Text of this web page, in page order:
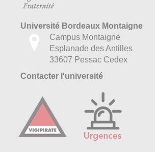
Université Bordeaux Montaigne
Campus Montaigne
Esplanade des Antilles
33607 Pessac Cedex
Contacter l'université